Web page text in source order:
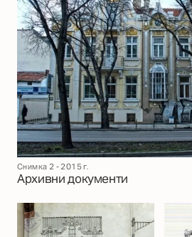
Снимка 2 - 2015 г.
Архивни документи